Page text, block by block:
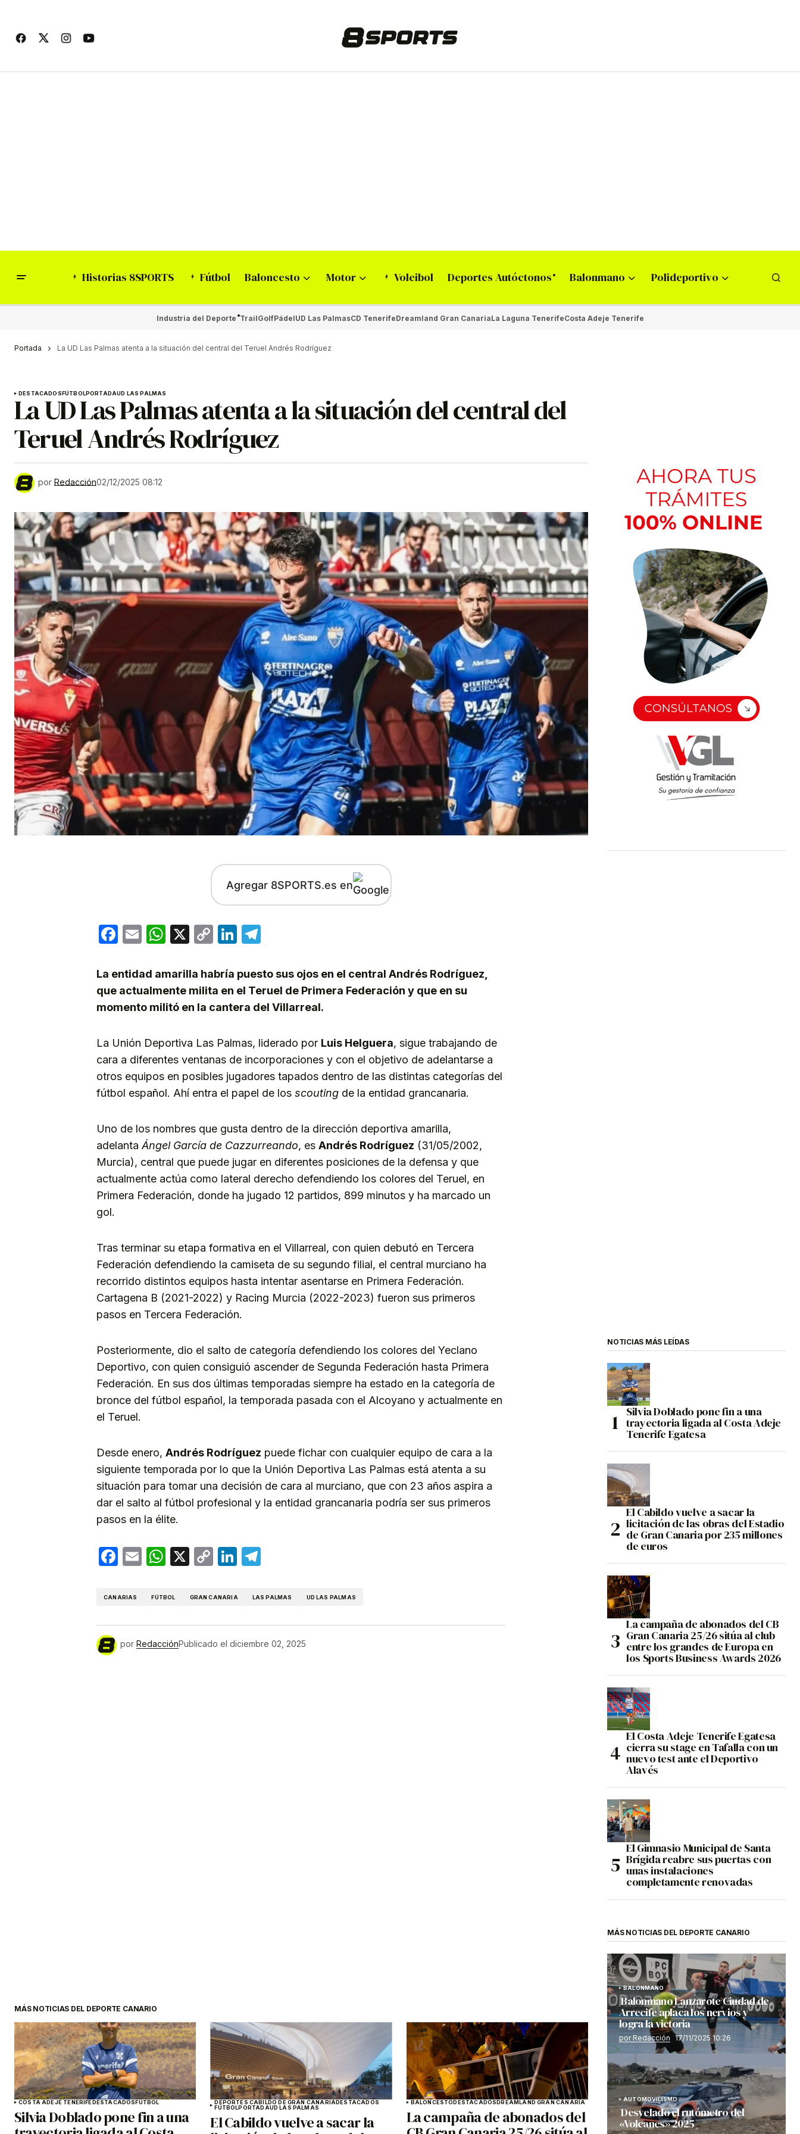
Historias 8SPORTS Fútbol Baloncesto Motor Voleibol Deportes Autóctonos Balonmano Polideportivo
Industria del Deporte TrailGolfPádelUD Las PalmasCD TenerifeDreamland Gran CanariaLa Laguna TenerifeCosta Adeje Tenerife
Portada La UD Las Palmas atenta a la situación del central del Teruel Andrés Rodríguez
DESTACADOSFÚTBOLPORTADAUD LAS PALMAS
La UD Las Palmas atenta a la situación del central del
Teruel Andrés Rodríguez
por Redacción02/12/2025 08:12
Agregar 8SPORTS.es en
Facebook
EmailWhatsApp
X
CopyLinkedIn
La entidad amarilla habría puesto sus ojos en el central Andrés Rodríguez,
que actualmente milita en el Teruel de Primera Federación y que en su
momento militó en la cantera del Villarreal.
La Unión Deportiva Las Palmas, liderado por Luis Helguera, sigue trabajando de
cara a diferentes ventanas de incorporaciones y con el objetivo de adelantarse a
otros equipos en posibles jugadores tapados dentro de las distintas categorías del
fútbol español. Ahí entra el papel de los scouting de la entidad grancanaria.
Uno de los nombres que gusta dentro de la dirección deportiva amarilla,
adelanta Ángel García de Cazzurreando, es Andrés Rodríguez (31/05/2002,
Murcia), central que puede jugar en diferentes posiciones de la defensa y que
actualmente actúa como lateral derecho defendiendo los colores del Teruel, en
Primera Federación, donde ha jugado 12 partidos, 899 minutos y ha marcado un
gol.
Tras terminar su etapa formativa en el Villarreal, con quien debutó en Tercera
Federación defendiendo la camiseta de su segundo filial, el central murciano ha
recorrido distintos equipos hasta intentar asentarse en Primera Federación.
Cartagena B (2021-2022) y Racing Murcia (2022-2023) fueron sus primeros
pasos en Tercera Federación.
Posteriormente, dio el salto de categoría defendiendo los colores del Yeclano
Deportivo, con quien consiguió ascender de Segunda Federación hasta Primera
Federación. En sus dos últimas temporadas siempre ha estado en la categoría de
bronce del fútbol español, la temporada pasada con el Alcoyano y actualmente en
el Teruel.
Desde enero, Andrés Rodríguez puede fichar con cualquier equipo de cara a la
siguiente temporada por lo que la Unión Deportiva Las Palmas está atenta a su
situación para tomar una decisión de cara al murciano, que con 23 años aspira a
dar el salto al fútbol profesional y la entidad grancanaria podría ser sus primeros
pasos en la élite.
Facebook
EmailWhatsApp
X
CopyLinkedIn
CANARIAS FÚTBOL GRAN CANARIA LAS PALMAS UD LAS PALMAS
por RedacciónPublicado el diciembre 02, 2025
MÁS NOTICIAS DEL DEPORTE CANARIO
COSTA ADEJE TENERIFEDESTACADOSFÚTBOL
Silvia Doblado pone fin a una
DEPORTES CABILDO DE GRAN CANARIADESTACADOS
FÚTBOLPORTADAUD LAS PALMAS
El Cabildo vuelve a sacar la
BALONCESTODESTACADOSDREAMLAND GRAN CANARIA
La campaña de abonados del
NOTICIAS MÁS LEÍDAS
Silvia Doblado pone fin a una
trayectoria ligada al Costa Adeje
Tenerife Egatesa
El Cabildo vuelve a sacar la
licitación de las obras del Estadio
de Gran Canaria por 235 millones
de euros
La campaña de abonados del CB
Gran Canaria 25/26 sitúa al club
entre los grandes de Europa en
los Sports Business Awards 2026
El Costa Adeje Tenerife Egatesa
cierra su stage en Tafalla con un
nuevo test ante el Deportivo
Alavés
El Gimnasio Municipal de Santa
Brígida reabre sus puertas con
unas instalaciones
completamente renovadas
MÁS NOTICIAS DEL DEPORTE CANARIO
BALONMANO
Balonmano Lanzarote Ciudad de
Arrecife aplaca los nervios y
logra la victoria
por Redacción 17/11/2025 10:26
AUTOMOVILISMO
Desvelado el rutómetro del
«Volcanes» 2025